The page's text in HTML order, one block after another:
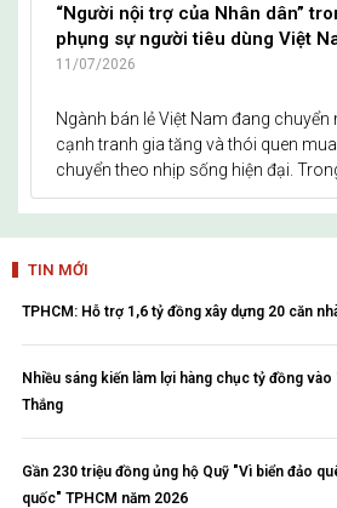
“Người nội trợ của Nhân dân”
phụng sự người tiêu dùng Việt
11/07/2026
Ngành bán lẻ Việt Nam đang
cạnh tranh gia tăng và thói quen
chuyển theo nhịp sống hiện đại.
Co.opmart giữ vị trí quen thuộc trong
TIN MỚI
TPHCM: Hỗ trợ 1,6 tỷ đồng xây dựng 20 căn
Nhiều sáng kiến làm lợi hàng chục tỷ đồng
Thắng
Gần 230 triệu đồng ủng hộ Quỹ "Vì biển đảo
quốc" TPHCM năm 2026